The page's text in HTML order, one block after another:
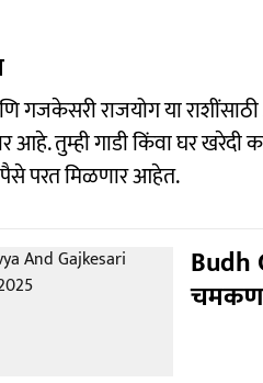
गजकेसरी राजयोग या
आहे. तुम्ही गाडी किंवा घर
परत मिळणार आहेत.
Budh